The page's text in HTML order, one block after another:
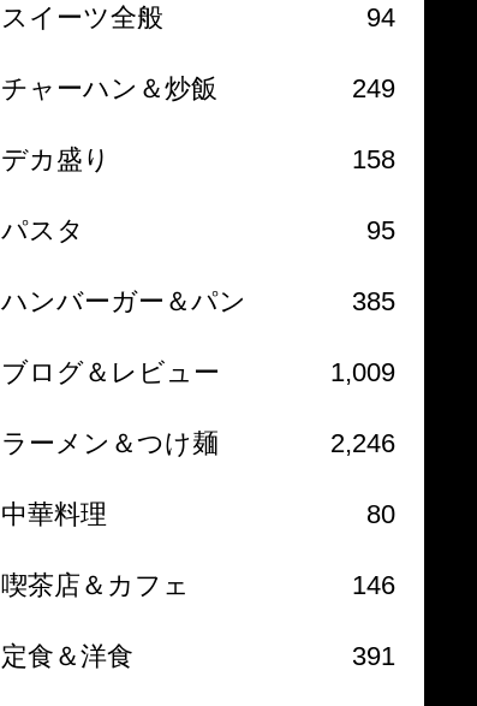
スイーツ全般 94
チャーハン＆炒飯 249
デカ盛り 158
パスタ 95
ハンバーガー＆パン 385
ブログ＆レビュー 1,009
ラーメン＆つけ麺 2,246
中華料理 80
喫茶店＆カフェ 146
定食＆洋食 391